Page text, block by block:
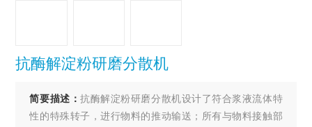
抗酶解淀粉研磨分散机
简要描述：抗酶解淀粉研磨分散机设计了符合浆液流体特
性的特殊转子，进行物料的推动输送；所有与物料接触部